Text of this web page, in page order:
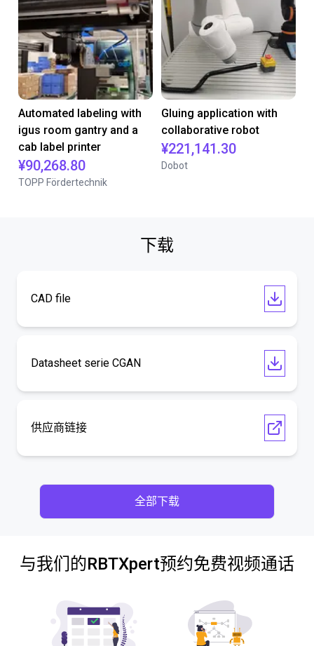
Automated labeling with
igus room gantry and a
cab label printer
¥90,268.80
TOPP Fördertechnik
Gluing application with
collaborative robot
¥221,141.30
Dobot
下载
CAD file
Datasheet serie CGAN
供应商链接
全部下载
与我们的RBTXpert预约免费视频通话